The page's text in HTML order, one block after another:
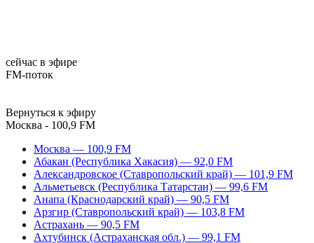
сейчас в эфире
FM-поток
Вернуться к эфиру
Москва - 100,9 FM
Москва — 100,9 FM
Абакан (Республика Хакасия) — 92,0 FM
Александровское (Ставропольский край) — 101,9 FM
Альметьевск (Республика Татарстан) — 99,6 FM
Анапа (Краснодарский край) — 90,5 FM
Арзгир (Ставропольский край) — 103,8 FM
Астрахань — 90,5 FM
Ахтубинск (Астраханская обл.) — 99,1 FM